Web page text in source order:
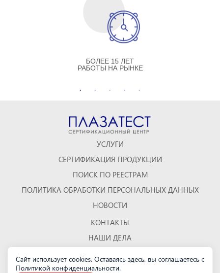
БОЛЕЕ 15 ЛЕТ
РАБОТЫ НА РЫНКЕ
УСЛУГИ
СЕРТИФИКАЦИЯ ПРОДУКЦИИ
ПОИСК ПО РЕЕСТРАМ
ПОЛИТИКА ОБРАБОТКИ ПЕРСОНАЛЬНЫХ ДАННЫХ
НОВОСТИ
КОНТАКТЫ
НАШИ ДЕЛА
КАРТА САЙТА
Сайт использует cookies. Оставаясь здесь, вы соглашаетесь с
Политикой конфиденциальности.